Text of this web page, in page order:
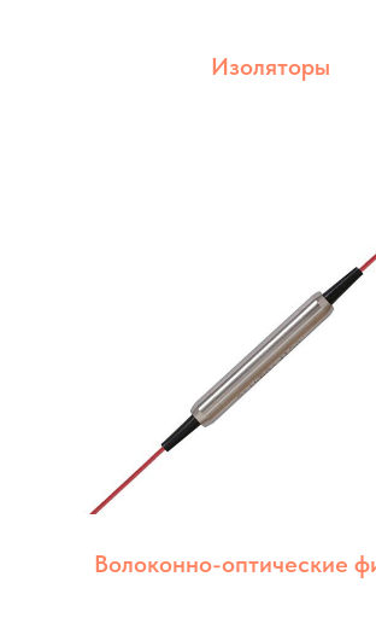
Изоляторы
Волоконно-оптические